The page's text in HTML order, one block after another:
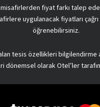
fiyat farkı talep
uygulanacak fiyatları
öğrenebilirsiniz.
tesis özellikleri bilgilendirme
dönemsel olarak Otel’ler